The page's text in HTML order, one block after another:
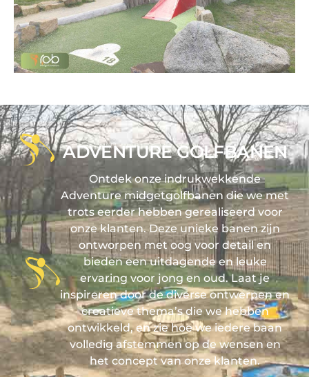
ADVENTURE GOLFBANEN
Ontdek onze indrukwekkende
Adventure midgetgolfbanen die we met
trots eerder hebben gerealiseerd voor
onze klanten. Deze unieke banen zijn
ontworpen met oog voor detail en
bieden een uitdagende en leuke
ervaring voor jong en oud. Laat je
inspireren door de diverse ontwerpen en
creatieve thema’s die we hebben
ontwikkeld, en zie hoe we iedere baan
volledig afstemmen op de wensen en
het concept van onze klanten.